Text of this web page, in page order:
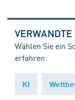
Wählen Sie ein
erfahren:
KI